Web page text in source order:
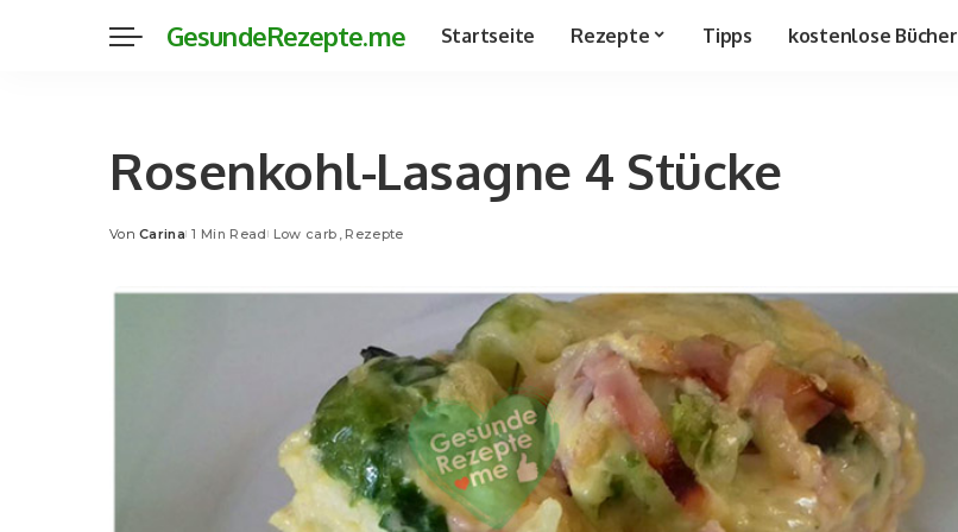
GesundeRezepte.me Startseite Rezepte Tipps kostenlose Bücher
Rosenkohl-Lasagne 4 Stücke
Posted
Von Carina 1 Min Read Low carb Rezepte